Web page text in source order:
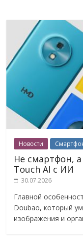
Новости
Не смартфон,
Touch AI с ИИ
30.07.2026
Главной
Doubao, который
изображения и